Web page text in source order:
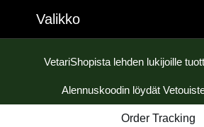
content
ValikkoValikko
VetariShopista lehden lukijoille
Alennuskoodin löydät
Order Tracking